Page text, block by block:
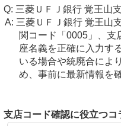
三菱ＵＦＪ銀行 覚王山
三菱ＵＦＪ銀行 覚王山
関コード「0005」、支
座名義を正確に入力す
いる場合や統廃合によ
め、事前に最新情報を
支店コード確認に役立つコ